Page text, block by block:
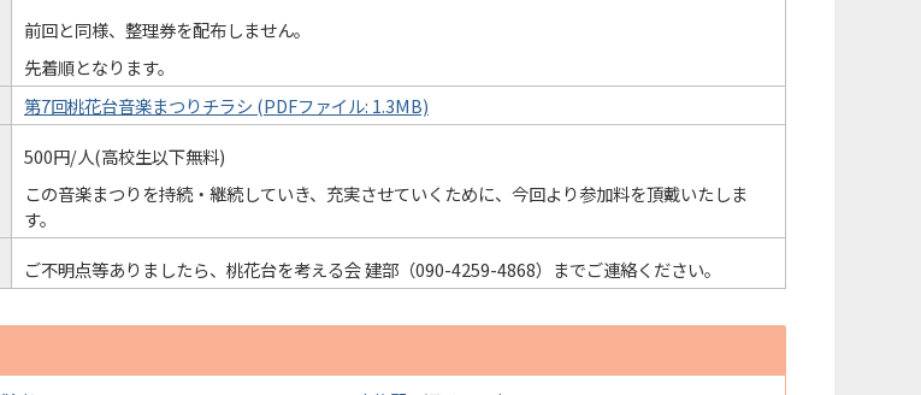
前回と同様、整理券を配布しません。
先着順となります。
第7回桃花台音楽まつりチラシ (PDFファイル: 1.3MB)
500円/人(高校生以下無料)
この音楽まつりを持続・継続していき、充実させていくために、今回より参加料を頂戴いたしま
す。
ご不明点等ありましたら、桃花台を考える会 建部（090-4259-4868）までご連絡ください。